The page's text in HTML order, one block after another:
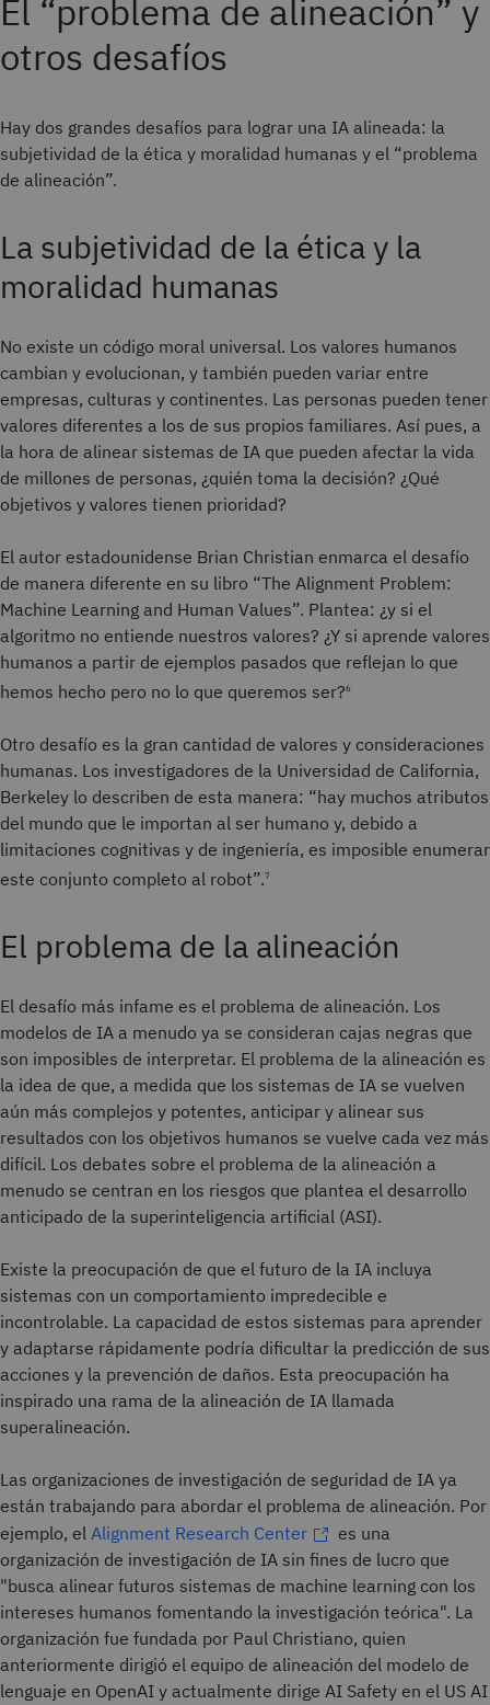
El “problema de alineación” y
otros desafíos
Hay dos grandes desafíos para lograr una IA alineada: la
subjetividad de la ética y moralidad humanas y el “problema
de alineación”.
La subjetividad de la ética y la
moralidad humanas
No existe un código moral universal. Los valores humanos
cambian y evolucionan, y también pueden variar entre
empresas, culturas y continentes. Las personas pueden tener
valores diferentes a los de sus propios familiares. Así pues, a
la hora de alinear sistemas de IA que pueden afectar la vida
de millones de personas, ¿quién toma la decisión? ¿Qué
objetivos y valores tienen prioridad?
El autor estadounidense Brian Christian enmarca el desafío
de manera diferente en su libro “The Alignment Problem:
Machine Learning and Human Values”. Plantea: ¿y si el
algoritmo no entiende nuestros valores? ¿Y si aprende valores
humanos a partir de ejemplos pasados que reflejan lo que
hemos hecho pero no lo que queremos ser?6
Otro desafío es la gran cantidad de valores y consideraciones
humanas. Los investigadores de la Universidad de California,
Berkeley lo describen de esta manera: “hay muchos atributos
del mundo que le importan al ser humano y, debido a
limitaciones cognitivas y de ingeniería, es imposible enumerar
este conjunto completo al robot”.7
El problema de la alineación
El desafío más infame es el problema de alineación. Los
modelos de IA a menudo ya se consideran cajas negras que
son imposibles de interpretar. El problema de la alineación es
la idea de que, a medida que los sistemas de IA se vuelven
aún más complejos y potentes, anticipar y alinear sus
resultados con los objetivos humanos se vuelve cada vez más
difícil. Los debates sobre el problema de la alineación a
menudo se centran en los riesgos que plantea el desarrollo
anticipado de la superinteligencia artificial (ASI).
Existe la preocupación de que el futuro de la IA incluya
sistemas con un comportamiento impredecible e
incontrolable. La capacidad de estos sistemas para aprender
y adaptarse rápidamente podría dificultar la predicción de sus
acciones y la prevención de daños. Esta preocupación ha
inspirado una rama de la alineación de IA llamada
superalineación.
Las organizaciones de investigación de seguridad de IA ya
están trabajando para abordar el problema de alineación. Por
ejemplo, el Alignment Research Center
es una
organización de investigación de IA sin fines de lucro que
"busca alinear futuros sistemas de machine learning con los
intereses humanos fomentando la investigación teórica". La
organización fue fundada por Paul Christiano, quien
anteriormente dirigió el equipo de alineación del modelo de
lenguaje en OpenAI y actualmente dirige AI Safety en el US AI